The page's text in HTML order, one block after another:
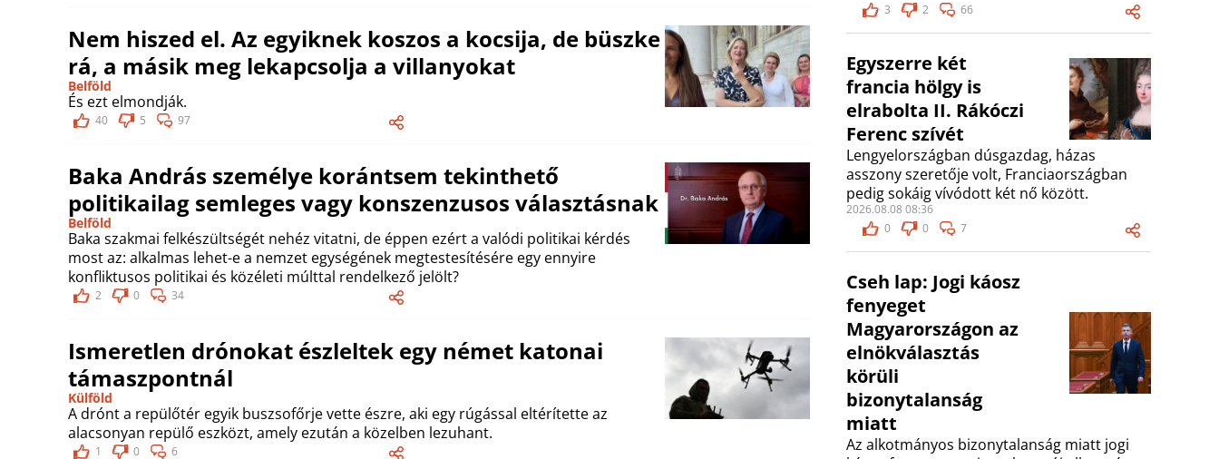
Nem hiszed el. Az egyiknek koszos a kocsija, de büszke
rá, a másik meg lekapcsolja a villanyokat
Belföld
És ezt elmondják.
40 5 97
Baka András személye korántsem tekinthető
politikailag semleges vagy konszenzusos választásnak
Belföld
Baka szakmai felkészültségét nehéz vitatni, de éppen ezért a valódi politikai kérdés
most az: alkalmas lehet-e a nemzet egységének megtestesítésére egy ennyire
konfliktusos politikai és közéleti múlttal rendelkező jelölt?
2 0 34
Ismeretlen drónokat észleltek egy német katonai
támaszpontnál
Külföld
A drónt a repülőtér egyik buszsofőrje vette észre, aki egy rúgással eltérítette az
alacsonyan repülő eszközt, amely ezután a közelben lezuhant.
1 0 6
3
2 66
Egyszerre két
francia hölgy is
elrabolta II. Rákóczi
Ferenc szívét
Lengyelországban dúsgazdag, házas
asszony szeretője volt, Franciaországban
pedig sokáig vívódott két nő között.
2026.08.08 08:36
0
0 7
Cseh lap: Jogi káosz
fenyeget
Magyarországon az
elnökválasztás
körüli
bizonytalanság
miatt
Az alkotmányos bizonytalanság miatt jogi